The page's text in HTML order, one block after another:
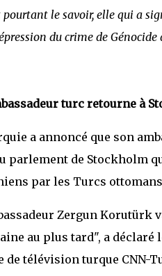
le savoir, elle qui a
du crime de Génocide
turc retourne à
a annoncé que son
parlement de Stockholm
par les Turcs ottomans
Zergun Korutürk
au plus tard", a déclaré
de télévision turque CNN-